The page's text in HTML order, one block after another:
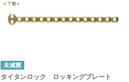
未滅菌
タイタンロック ロッキングプレート